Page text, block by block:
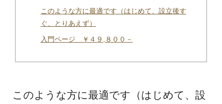
このような方に最適です（はじめて、設立後す
ぐ、とりあえず）
入門ページ ￥４９,８００－
このような方に最適です（はじめて、設